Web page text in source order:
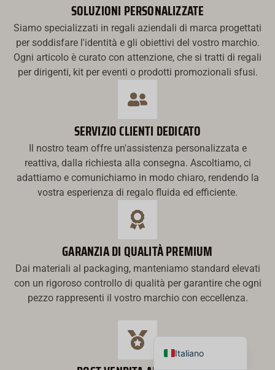
SOLUZIONI PERSONALIZZATE
Siamo specializzati in regali aziendali di marca progettati
per soddisfare l'identità e gli obiettivi del vostro marchio.
Ogni articolo è curato con attenzione, che si tratti di regali
per dirigenti, kit per eventi o prodotti promozionali sfusi.
SERVIZIO CLIENTI DEDICATO
Il nostro team offre un'assistenza personalizzata e
reattiva, dalla richiesta alla consegna. Ascoltiamo, ci
adattiamo e comunichiamo in modo chiaro, rendendo la
vostra esperienza di regalo fluida ed efficiente.
GARANZIA DI QUALITÀ PREMIUM
Dai materiali al packaging, manteniamo standard elevati
con un rigoroso controllo di qualità per garantire che ogni
pezzo rappresenti il vostro marchio con eccellenza.
Italiano
العربية
Deutsch
Svenska
Dansk
Suomi
עִבְרִית
Română
Türkçe
Русский